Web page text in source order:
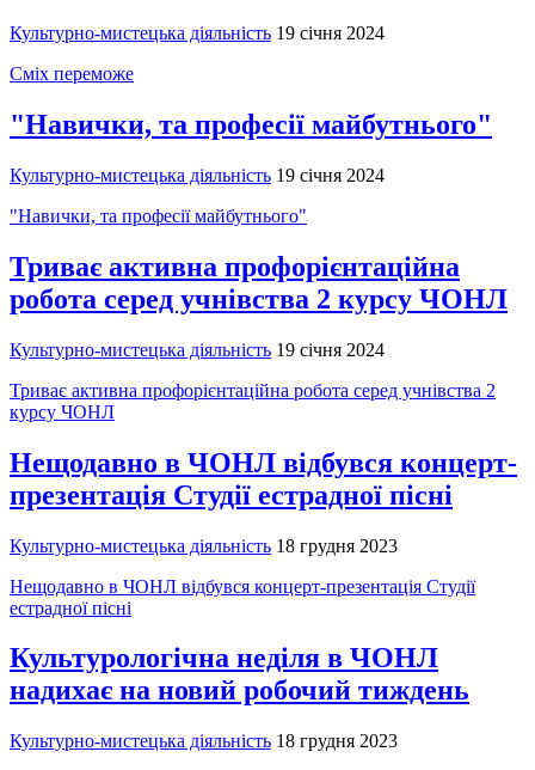
Культурно-мистецька діяльність 19 січня 2024
Сміх переможе
"Навички, та професії майбутнього"
Культурно-мистецька діяльність 19 січня 2024
"Навички, та професії майбутнього"
Триває активна профорієнтаційна
робота серед учнівства 2 курсу ЧОНЛ
Культурно-мистецька діяльність 19 січня 2024
Триває активна профорієнтаційна робота серед учнівства 2
курсу ЧОНЛ
Нещодавно в ЧОНЛ відбувся концерт-
презентація Студії естрадної пісні
Культурно-мистецька діяльність 18 грудня 2023
Нещодавно в ЧОНЛ відбувся концерт-презентація Студії
естрадної пісні
Культурологічна неділя в ЧОНЛ
надихає на новий робочий тиждень
Культурно-мистецька діяльність 18 грудня 2023